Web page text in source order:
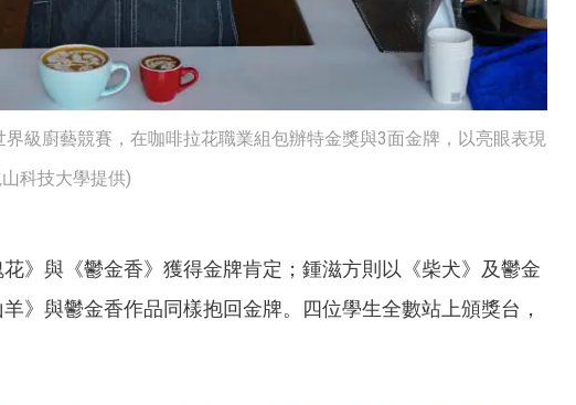
級廚藝競賽，在咖啡拉花職業組包辦特金獎與3面金牌，以亮眼表現
科技大學提供)
》與《鬱金香》獲得金牌肯定；鍾滋方則以《柴犬》及鬱金
》與鬱金香作品同樣抱回金牌。四位學生全數站上頒獎台，